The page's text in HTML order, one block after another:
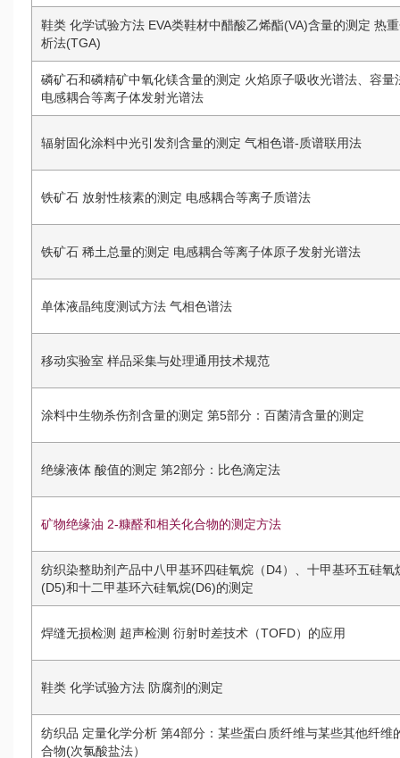
鞋类 化学试验方法 EVA类鞋材中醋酸乙烯酯(VA)含量的测定 热
析法(TGA)
磷矿石和磷精矿中氧化镁含量的测定 火焰原子吸收光谱法、容量
电感耦合等离子体发射光谱法
辐射固化涂料中光引发剂含量的测定 气相色谱-质谱联用法
铁矿石 放射性核素的测定 电感耦合等离子质谱法
铁矿石 稀土总量的测定 电感耦合等离子体原子发射光谱法
单体液晶纯度测试方法 气相色谱法
移动实验室 样品采集与处理通用技术规范
涂料中生物杀伤剂含量的测定 第5部分：百菌清含量的测定
绝缘液体 酸值的测定 第2部分：比色滴定法
矿物绝缘油 2-糠醛和相关化合物的测定方法
纺织染整助剂产品中八甲基环四硅氧烷（D4）、十甲基环五硅氧
(D5)和十二甲基环六硅氧烷(D6)的测定
焊缝无损检测 超声检测 衍射时差技术（TOFD）的应用
鞋类 化学试验方法 防腐剂的测定
纺织品 定量化学分析 第4部分：某些蛋白质纤维与某些其他纤维
合物(次氯酸盐法）